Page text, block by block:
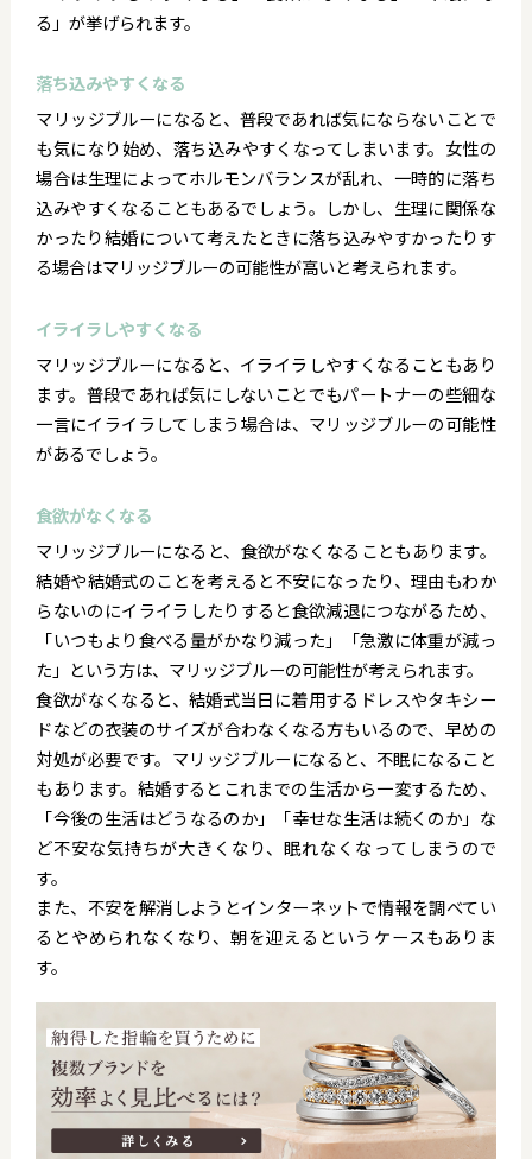
る」が挙げられます。
落ち込みやすくなる
マリッジブルーになると、普段であれば気にならないことで
も気になり始め、落ち込みやすくなってしまいます。女性の
場合は生理によってホルモンバランスが乱れ、一時的に落ち
込みやすくなることもあるでしょう。しかし、生理に関係な
かったり結婚について考えたときに落ち込みやすかったりす
る場合はマリッジブルーの可能性が高いと考えられます。
イライラしやすくなる
マリッジブルーになると、イライラしやすくなることもあり
ます。普段であれば気にしないことでもパートナーの些細な
一言にイライラしてしまう場合は、マリッジブルーの可能性
があるでしょう。
食欲がなくなる
マリッジブルーになると、食欲がなくなることもあります。
結婚や結婚式のことを考えると不安になったり、理由もわか
らないのにイライラしたりすると食欲減退につながるため、
「いつもより食べる量がかなり減った」「急激に体重が減っ
た」という方は、マリッジブルーの可能性が考えられます。
食欲がなくなると、結婚式当日に着用するドレスやタキシー
ドなどの衣装のサイズが合わなくなる方もいるので、早めの
対処が必要です。マリッジブルーになると、不眠になること
もあります。結婚するとこれまでの生活から一変するため、
「今後の生活はどうなるのか」「幸せな生活は続くのか」な
ど不安な気持ちが大きくなり、眠れなくなってしまうので
す。
また、不安を解消しようとインターネットで情報を調べてい
るとやめられなくなり、朝を迎えるというケースもありま
す。